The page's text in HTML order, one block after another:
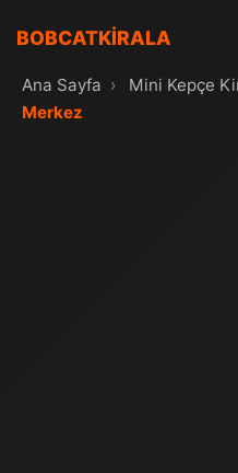
BOBCATKİRALA
Ana Sayfa › Mini Kepçe
Merkez